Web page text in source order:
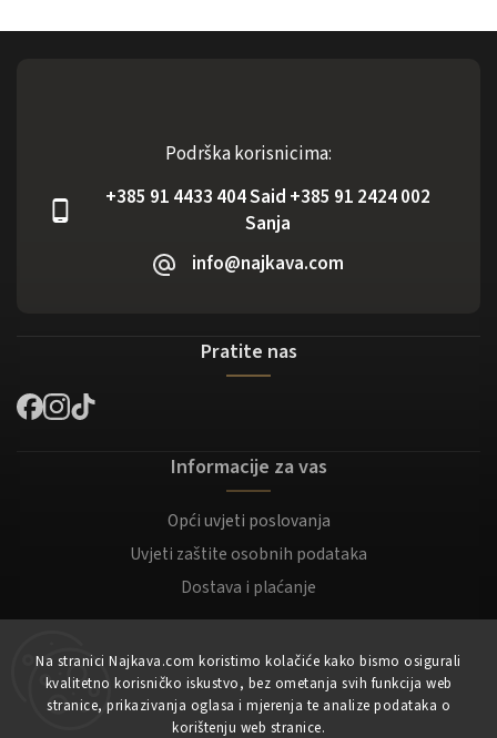
Na stranici Najkava.com koristimo kolačiće kako bismo osigurali
kvalitetno korisničko iskustvo, bez ometanja svih funkcija web
stranice, prikazivanja oglasa i mjerenja te analize podataka o
korištenju web stranice.
Podrška korisnicima:
+385 91 4433 404 Said +385 91 2424 002
Sanja
info@najkava.com
Pratite nas
Informacije za vas
Opći uvjeti poslovanja
Uvjeti zaštite osobnih podataka
Dostava i plaćanje
Moj račun
Registracija